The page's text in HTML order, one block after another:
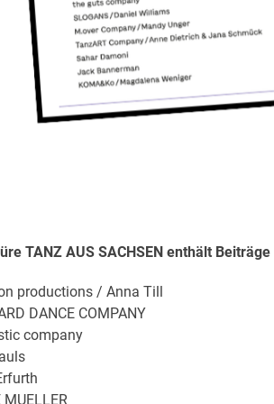
TANZ AUS SACHSEN enthält
productions / Anna Till
DANCE COMPANY
company
MUELLER